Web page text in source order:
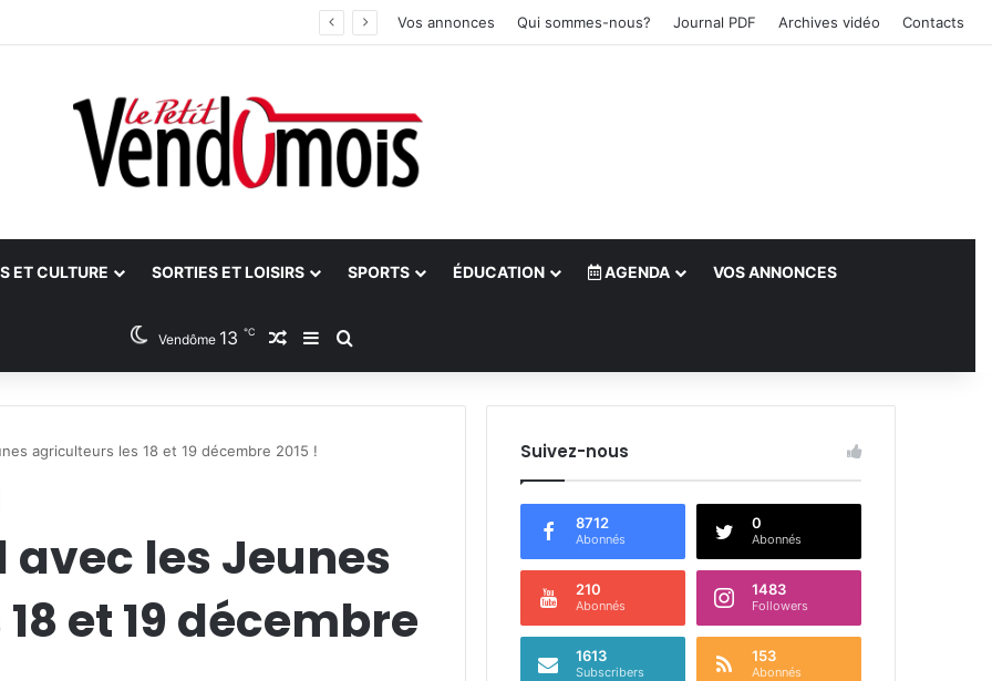
Vos annonces Qui sommes-nous? Journal PDF Archives vidéo Contacts
ET CULTURE SORTIES ET LOISIRS SPORTS ÉDUCATION AGENDA VOS ANNONCES
Vendôme 13 ℃ Article Aléatoire
Sidebar (barre latérale)
Rechercher
agriculteurs les 18 et 19 décembre 2015 !
avec les Jeunes
et 19 décembre
Suivez-nous
8712
Abonnés
0
Abonnés
210
Abonnés
1483
Followers
1613
Subscribers
153
Abonnés